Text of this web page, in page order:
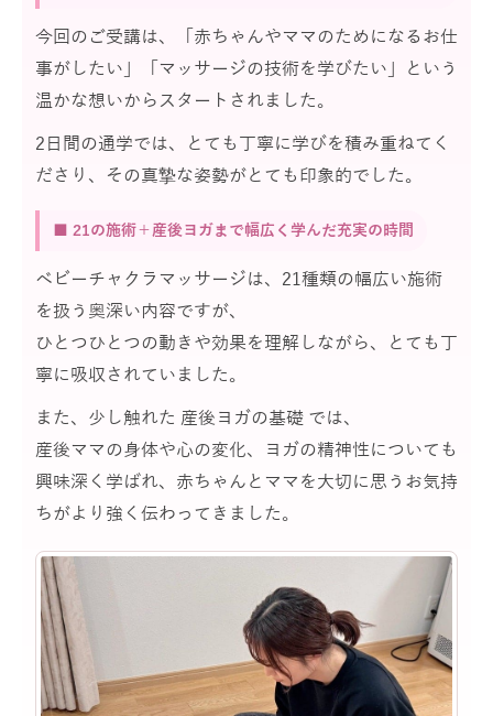
今回のご受講は、「赤ちゃんやママのためになるお仕
事がしたい」「マッサージの技術を学びたい」という
温かな想いからスタートされました。
2日間の通学では、とても丁寧に学びを積み重ねてく
ださり、その真摯な姿勢がとても印象的でした。
■ 21の施術＋産後ヨガまで幅広く学んだ充実の時間
ベビーチャクラマッサージは、21種類の幅広い施術
を扱う奥深い内容ですが、
ひとつひとつの動きや効果を理解しながら、とても丁
寧に吸収されていました。
また、少し触れた 産後ヨガの基礎 では、
産後ママの身体や心の変化、ヨガの精神性についても
興味深く学ばれ、赤ちゃんとママを大切に思うお気持
ちがより強く伝わってきました。